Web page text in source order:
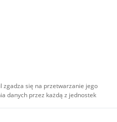
zgadza się na przetwarzanie jego
danych przez każdą z jednostek